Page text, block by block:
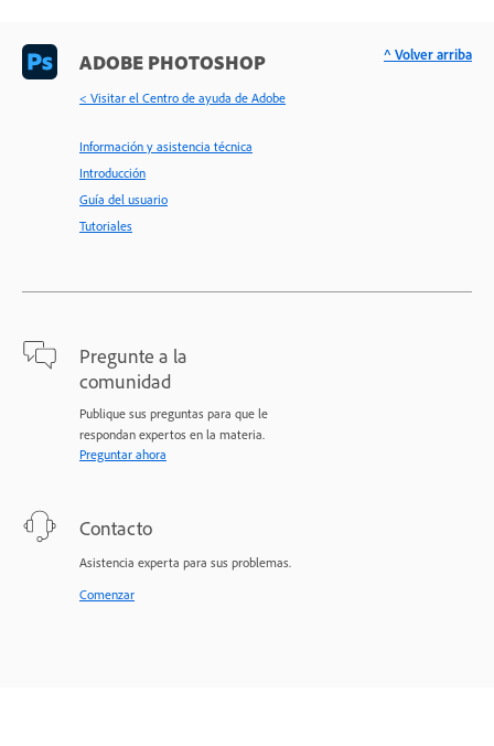
ADOBE PHOTOSHOP
< Visitar el Centro de ayuda de Adobe
Información y asistencia técnica
Introducción
Guía del usuario
Tutoriales
Pregunte a la
comunidad
Publique sus preguntas para que le
respondan expertos en la materia.
Preguntar ahora
Contacto
Asistencia experta para sus problemas.
Comenzar
^ Volver arriba